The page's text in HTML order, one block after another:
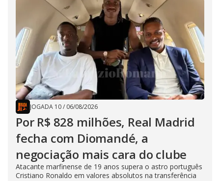
JOGADA 10/ 06/08/2026
Por R$ 828 milhões, Real Madrid
fecha com Diomandé, a
negociação mais cara do clube
Atacante marfinense de 19 anos supera o astro português
Cristiano Ronaldo em valores absolutos na transferência